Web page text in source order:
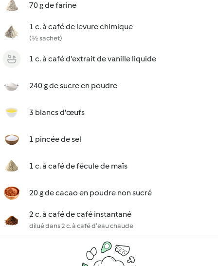
70 g de farine
1 c. à café de levure chimique
(½ sachet)
1 c. à café d'extrait de vanille liquide
240 g de sucre en poudre
3 blancs d'œufs
1 pincée de sel
1 c. à café de fécule de maïs
20 g de cacao en poudre non sucré
2 c. à café de café instantané
dilué dans 2 c. à café d’eau chaude